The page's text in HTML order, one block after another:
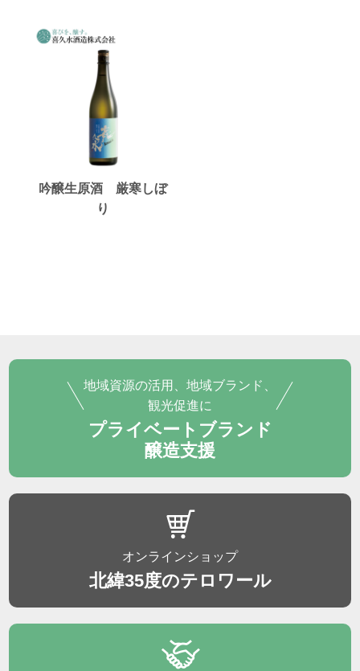
吟醸生原酒 厳寒しぼ
り
地域資源の活用、地域ブランド、
観光促進に
プライベートブランド
醸造支援
オンラインショップ
北緯35度のテロワール